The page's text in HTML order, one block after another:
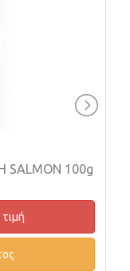
SALMON 100g